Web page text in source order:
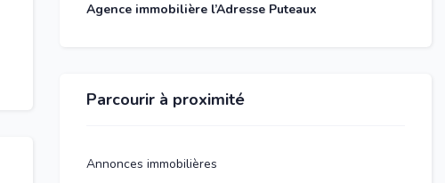
Agence immobilière l’Adresse Puteaux
Parcourir à proximité
Annonces immobilières